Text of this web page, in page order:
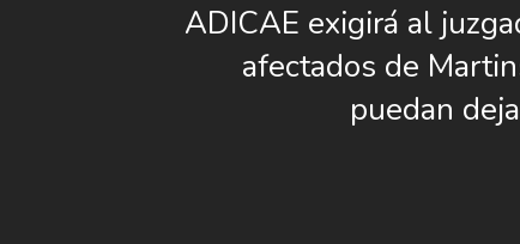
ADICAE exigirá al
afectados de
puedan